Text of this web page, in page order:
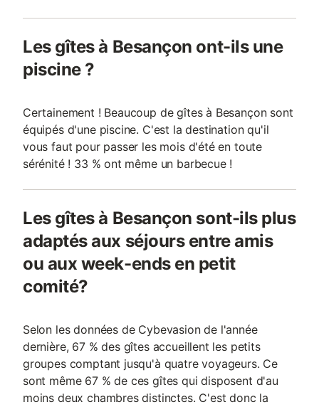
Les gîtes à Besançon ont-ils une
piscine ?
Certainement ! Beaucoup de gîtes à Besançon sont
équipés d'une piscine. C'est la destination qu'il
vous faut pour passer les mois d'été en toute
sérénité ! 33 % ont même un barbecue !
Les gîtes à Besançon sont-ils plus
adaptés aux séjours entre amis
ou aux week-ends en petit
comité?
Selon les données de Cybevasion de l'année
dernière, 67 % des gîtes accueillent les petits
groupes comptant jusqu'à quatre voyageurs. Ce
sont même 67 % de ces gîtes qui disposent d'au
moins deux chambres distinctes. C'est donc la